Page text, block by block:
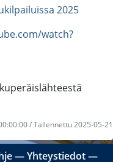
2025
watch?
/ Tallennettu 2025-05-21
―Yhteystiedot―